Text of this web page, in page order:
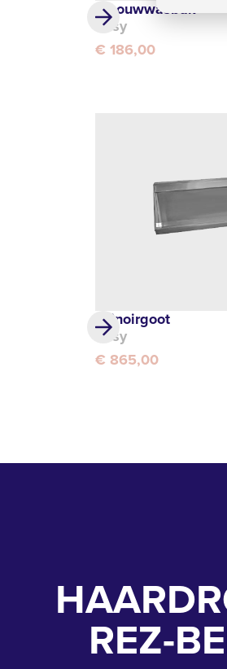
Inbouwwasbak
Easy
€ 186,00
Urinoirgoot
Easy
€ 865,00
REZ-